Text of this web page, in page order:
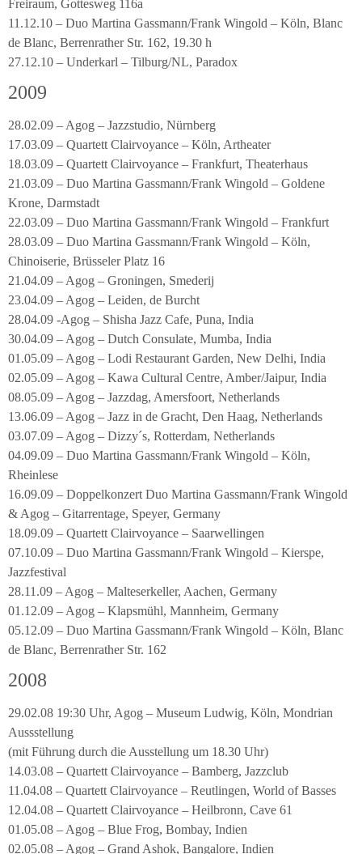
Freiraum, Gottesweg 116a
11.12.10 – Duo Martina Gassmann/Frank Wingold – Köln, Blanc
de Blanc, Berrenrather Str. 162, 19.30 h
27.12.10 – Underkarl – Tilburg/NL, Paradox
2009
28.02.09 – Agog – Jazzstudio, Nürnberg
17.03.09 – Quartett Clairvoyance – Köln, Artheater
18.03.09 – Quartett Clairvoyance – Frankfurt, Theaterhaus
21.03.09 – Duo Martina Gassmann/Frank Wingold – Goldene
Krone, Darmstadt
22.03.09 – Duo Martina Gassmann/Frank Wingold – Frankfurt
28.03.09 – Duo Martina Gassmann/Frank Wingold – Köln,
Chinoiserie, Brüsseler Platz 16
21.04.09 – Agog – Groningen, Smederij
23.04.09 – Agog – Leiden, de Burcht
28.04.09 -Agog – Shisha Jazz Cafe, Puna, India
30.04.09 – Agog – Dutch Consulate, Mumba, India
01.05.09 – Agog – Lodi Restaurant Garden, New Delhi, India
02.05.09 – Agog – Kawa Cultural Centre, Amber/Jaipur, India
08.05.09 – Agog – Jazzdag, Amersfoort, Netherlands
13.06.09 – Agog – Jazz in de Gracht, Den Haag, Netherlands
03.07.09 – Agog – Dizzy´s, Rotterdam, Netherlands
04.09.09 – Duo Martina Gassmann/Frank Wingold – Köln,
Rheinlese
16.09.09 – Doppelkonzert Duo Martina Gassmann/Frank Wingold
& Agog – Gitarrentage, Speyer, Germany
18.09.09 – Quartett Clairvoyance – Saarwellingen
07.10.09 – Duo Martina Gassmann/Frank Wingold – Kierspe,
Jazzfestival
28.11.09 – Agog – Malteserkeller, Aachen, Germany
01.12.09 – Agog – Klapsmühl, Mannheim, Germany
05.12.09 – Duo Martina Gassmann/Frank Wingold – Köln, Blanc
de Blanc, Berrenrather Str. 162
2008
29.02.08 19:30 Uhr, Agog – Museum Ludwig, Köln, Mondrian
Aussstellung
(mit Führung durch die Ausstellung um 18.30 Uhr)
14.03.08 – Quartett Clairvoyance – Bamberg, Jazzclub
11.04.08 – Quartett Clairvoyance – Reutlingen, World of Basses
12.04.08 – Quartett Clairvoyance – Heilbronn, Cave 61
01.05.08 – Agog – Blue Frog, Bombay, Indien
02.05.08 – Agog – Grand Ashok, Bangalore, Indien